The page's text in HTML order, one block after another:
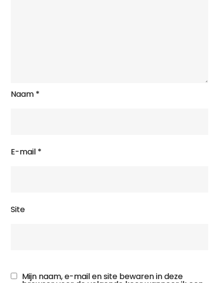
Naam *
E-mail *
Site
Mijn naam, e-mail en site bewaren in deze